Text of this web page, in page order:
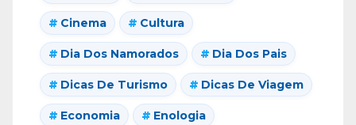
Cinema Cultura
Dia Dos Namorados Dia Dos Pais
Dicas De Turismo Dicas De Viagem
Economia Enologia